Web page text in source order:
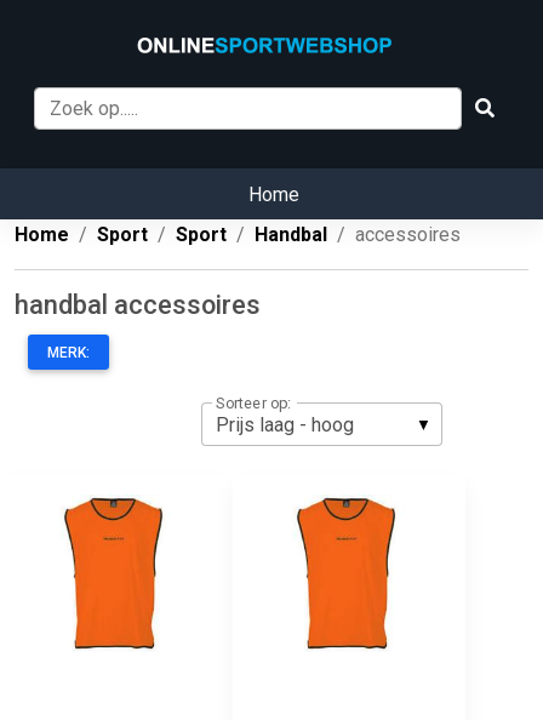
Home
Home
Sport Sport Handbal accessoires
handbal accessoires
MERK:
Sorteer op: